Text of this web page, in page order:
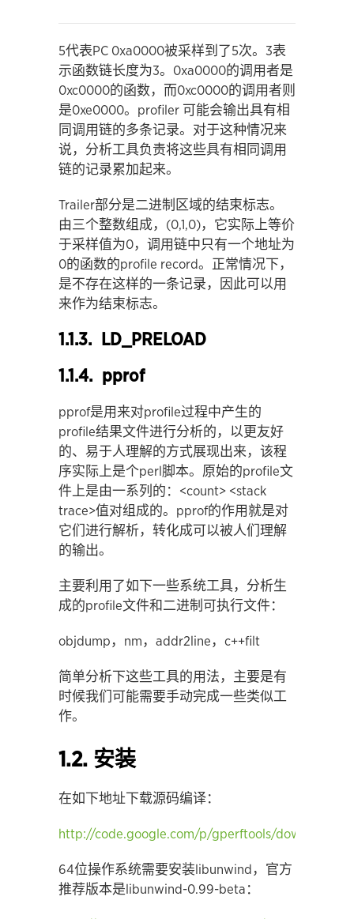
5代表PC 0xa0000被采样到了5次。3表
示函数链长度为3。0xa0000的调用者是
0xc0000的函数，而0xc0000的调用者则
是0xe0000。profiler 可能会输出具有相
同调用链的多条记录。对于这种情况来
说，分析工具负责将这些具有相同调用
链的记录累加起来。
Trailer部分是二进制区域的结束标志。
由三个整数组成，(0,1,0)，它实际上等价
于采样值为0，调用链中只有一个地址为
0的函数的profile record。正常情况下，
是不存在这样的一条记录，因此可以用
来作为结束标志。
1.1.3. LD_PRELOAD
1.1.4. pprof
pprof是用来对profile过程中产生的
profile结果文件进行分析的，以更友好
的、易于人理解的方式展现出来，该程
序实际上是个perl脚本。原始的profile文
件上是由一系列的：<count> <stack
trace>值对组成的。pprof的作用就是对
它们进行解析，转化成可以被人们理解
的输出。
主要利用了如下一些系统工具，分析生
成的profile文件和二进制可执行文件：
objdump，nm，addr2line，c++filt
简单分析下这些工具的用法，主要是有
时候我们可能需要手动完成一些类似工
作。
1.2. 安装
在如下地址下载源码编译：
http://code.google.com/p/gperftools/downloads/
64位操作系统需要安装libunwind，官方
推荐版本是libunwind-0.99-beta：